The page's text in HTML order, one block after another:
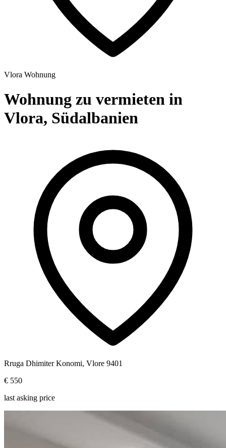
Vlora Wohnung
Wohnung zu vermieten in
Vlora, Südalbanien
Rruga Dhimiter Konomi, Vlore 9401
€ 550
last asking price